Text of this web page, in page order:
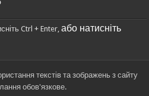
Ctrl + Enter,або натисніть
текстів та зображень з сайту
обов'язкове.